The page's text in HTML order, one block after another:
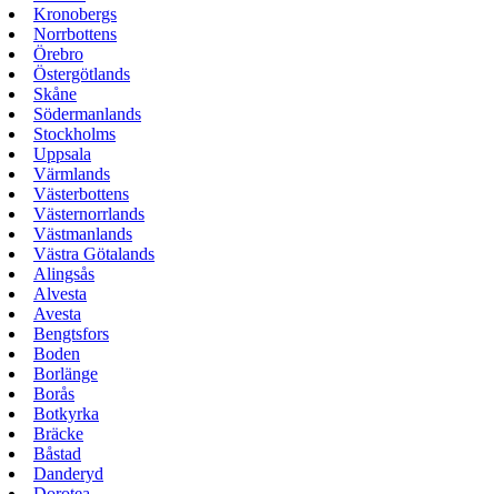
Kronobergs
Norrbottens
Örebro
Östergötlands
Skåne
Södermanlands
Stockholms
Uppsala
Värmlands
Västerbottens
Västernorrlands
Västmanlands
Västra Götalands
Alingsås
Alvesta
Avesta
Bengtsfors
Boden
Borlänge
Borås
Botkyrka
Bräcke
Båstad
Danderyd